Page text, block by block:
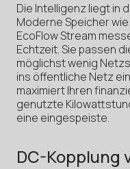
Die Intelligenz liegt in
Moderne Speicher
EcoFlow Stream
Echtzeit. Sie passen
möglichst wenig
ins öffentliche Netz
maximiert Ihren
genutzte
eine eingespeiste.
DC-Kopplung